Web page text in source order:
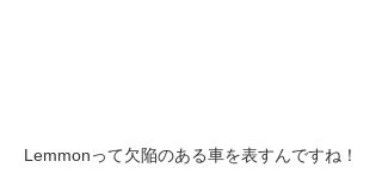
Lemmonって欠陥のある車を表すんですね！